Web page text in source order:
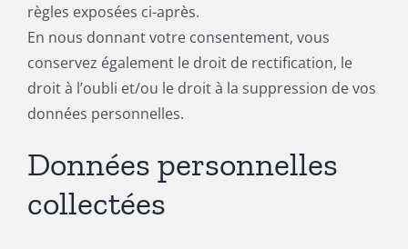
règles exposées ci-après.
En nous donnant votre consentement, vous
conservez également le droit de rectification, le
droit à l’oubli et/ou le droit à la suppression de vos
données personnelles.
Données personnelles
collectées